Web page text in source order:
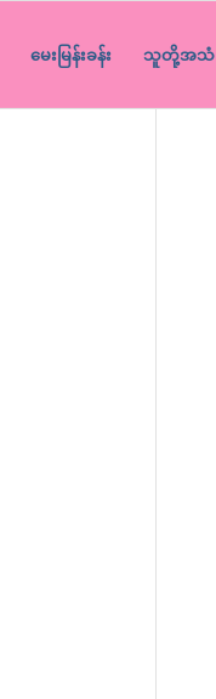
မေးမြန်းခန်း သူတို့အသံ